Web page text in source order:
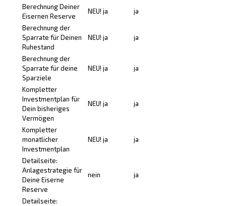
Berechnung Deiner
Eisernen Reserve
NEU! ja ja
Berechnung der
Sparrate für Deinen
Ruhestand
NEU! ja ja
Berechnung der
Sparrate für deine
Sparziele
NEU! ja ja
Kompletter
Investmentplan für
Dein bisheriges
Vermögen
NEU! ja ja
Kompletter
monatlicher
Investmentplan
NEU! ja ja
Detailseite:
Anlagestrategie für
Deine Eiserne
Reserve
nein ja
Detailseite: